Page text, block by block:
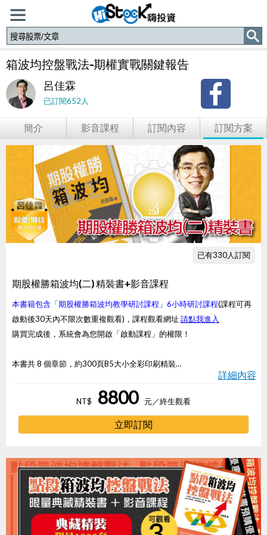
箱波均控盤戰法-期權實戰關鍵報告
呂佳霖
已訂閱652人
簡介 影音課程 訂閱內容 訂閱方案
已有330人訂閱
期股權勝箱波均(二) 精裝書+影音課程
本書籍包含「期股權勝箱波均教學研討課程」6小時研討課程(課程可再
啟動後30天內不限次數重複觀看)，課程觀看網址 請點我進入
購買完成後，系統會為您開啟「啟動課程」的權限！
本書共 8 個章節，約300頁B5大小全彩印刷精裝
七、您所不知道的葛蘭碧八大法則
八、箱波均實戰控盤法案例解析
詳細內容
NT$ 8800 元／終生觀看
立即訂閱